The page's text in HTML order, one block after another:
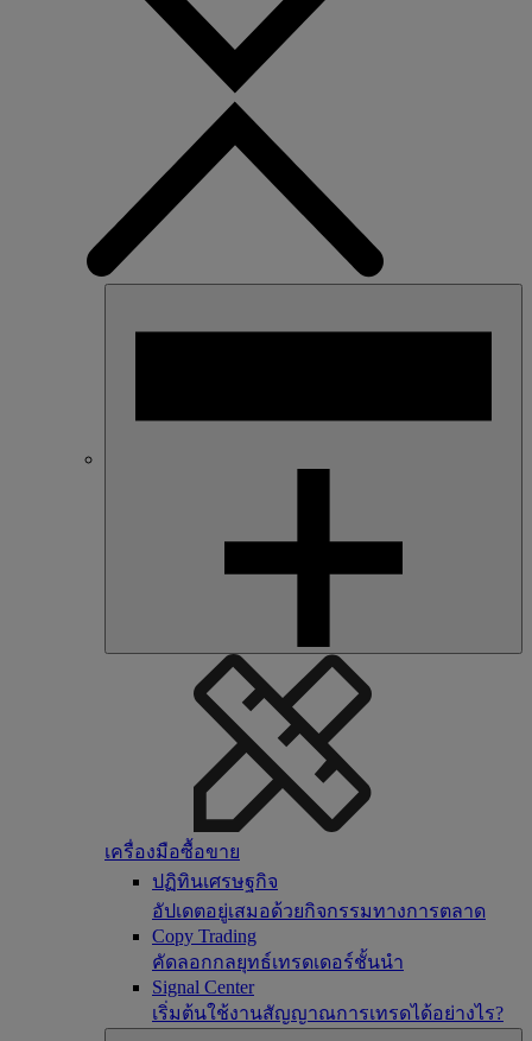
เครื่องมือซื้อขาย
ปฏิทินเศรษฐกิจ
อัปเดตอยู่เสมอด้วยกิจกรรมทางการตลาด
Copy Trading
คัดลอกกลยุทธ์เทรดเดอร์ชั้นนำ
Signal Center
เริ่มต้นใช้งานสัญญาณการเทรดได้อย่างไร?